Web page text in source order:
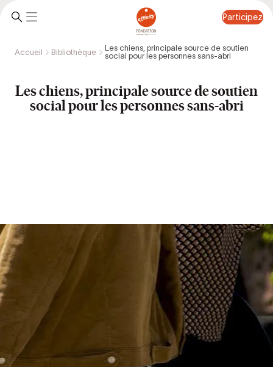
Participez
Participez
Accueil Bibliothèque
Les chiens, principale source de soutien
social pour les personnes sans-abri
Les chiens, principale source de soutien
social pour les personnes sans-abri